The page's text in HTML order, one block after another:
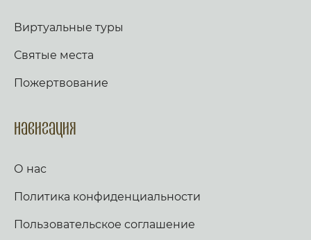
Виртуальные туры
Святые места
Пожертвование
Навигация
О нас
Политика конфиденциальности
Пользовательское соглашение